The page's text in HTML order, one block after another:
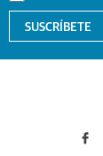
SUSCRÍBETE